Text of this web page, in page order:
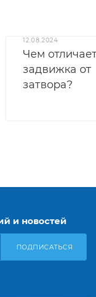
12.08.2024
Чем
задвижка от
затвора?
и новостей
ПОДПИСАТЬСЯ